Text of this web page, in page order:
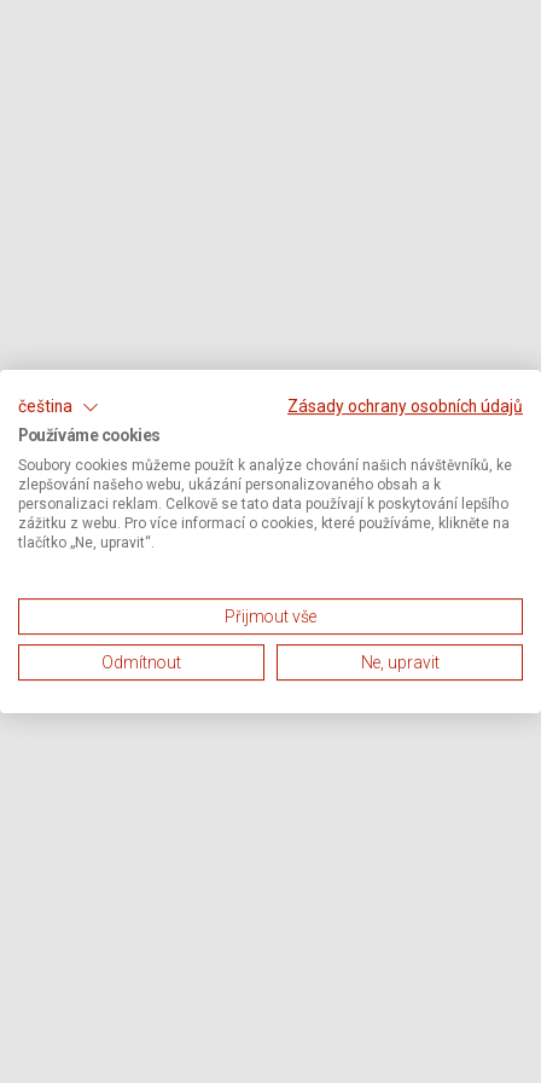
čeština
Zásady ochrany osobních údajů
Používáme cookies
Soubory cookies můžeme použít k analýze chování našich návštěvníků, ke
zlepšování našeho webu, ukázání personalizovaného obsah a k
personalizaci reklam. Celkově se tato data používají k poskytování lepšího
zážitku z webu. Pro více informací o cookies, které používáme, klikněte na
tlačítko „Ne, upravit“.
Přijmout vše
Odmítnout Ne, upravit